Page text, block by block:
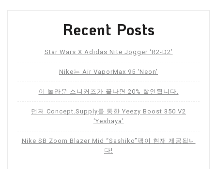
Recent Posts
Star Wars X Adidas Nite Jogger ‘R2-D2’
Nike는 Air VaporMax 95 ‘Neon’
이 놀라운 스니커즈가 끝나면 20% 할인됩니다.
먼저 Concept.Supply를 통한 Yeezy Boost 350 V2
‘Yeshaya’
Nike SB Zoom Blazer Mid “Sashiko”팩이 현재 제공됩니
다!